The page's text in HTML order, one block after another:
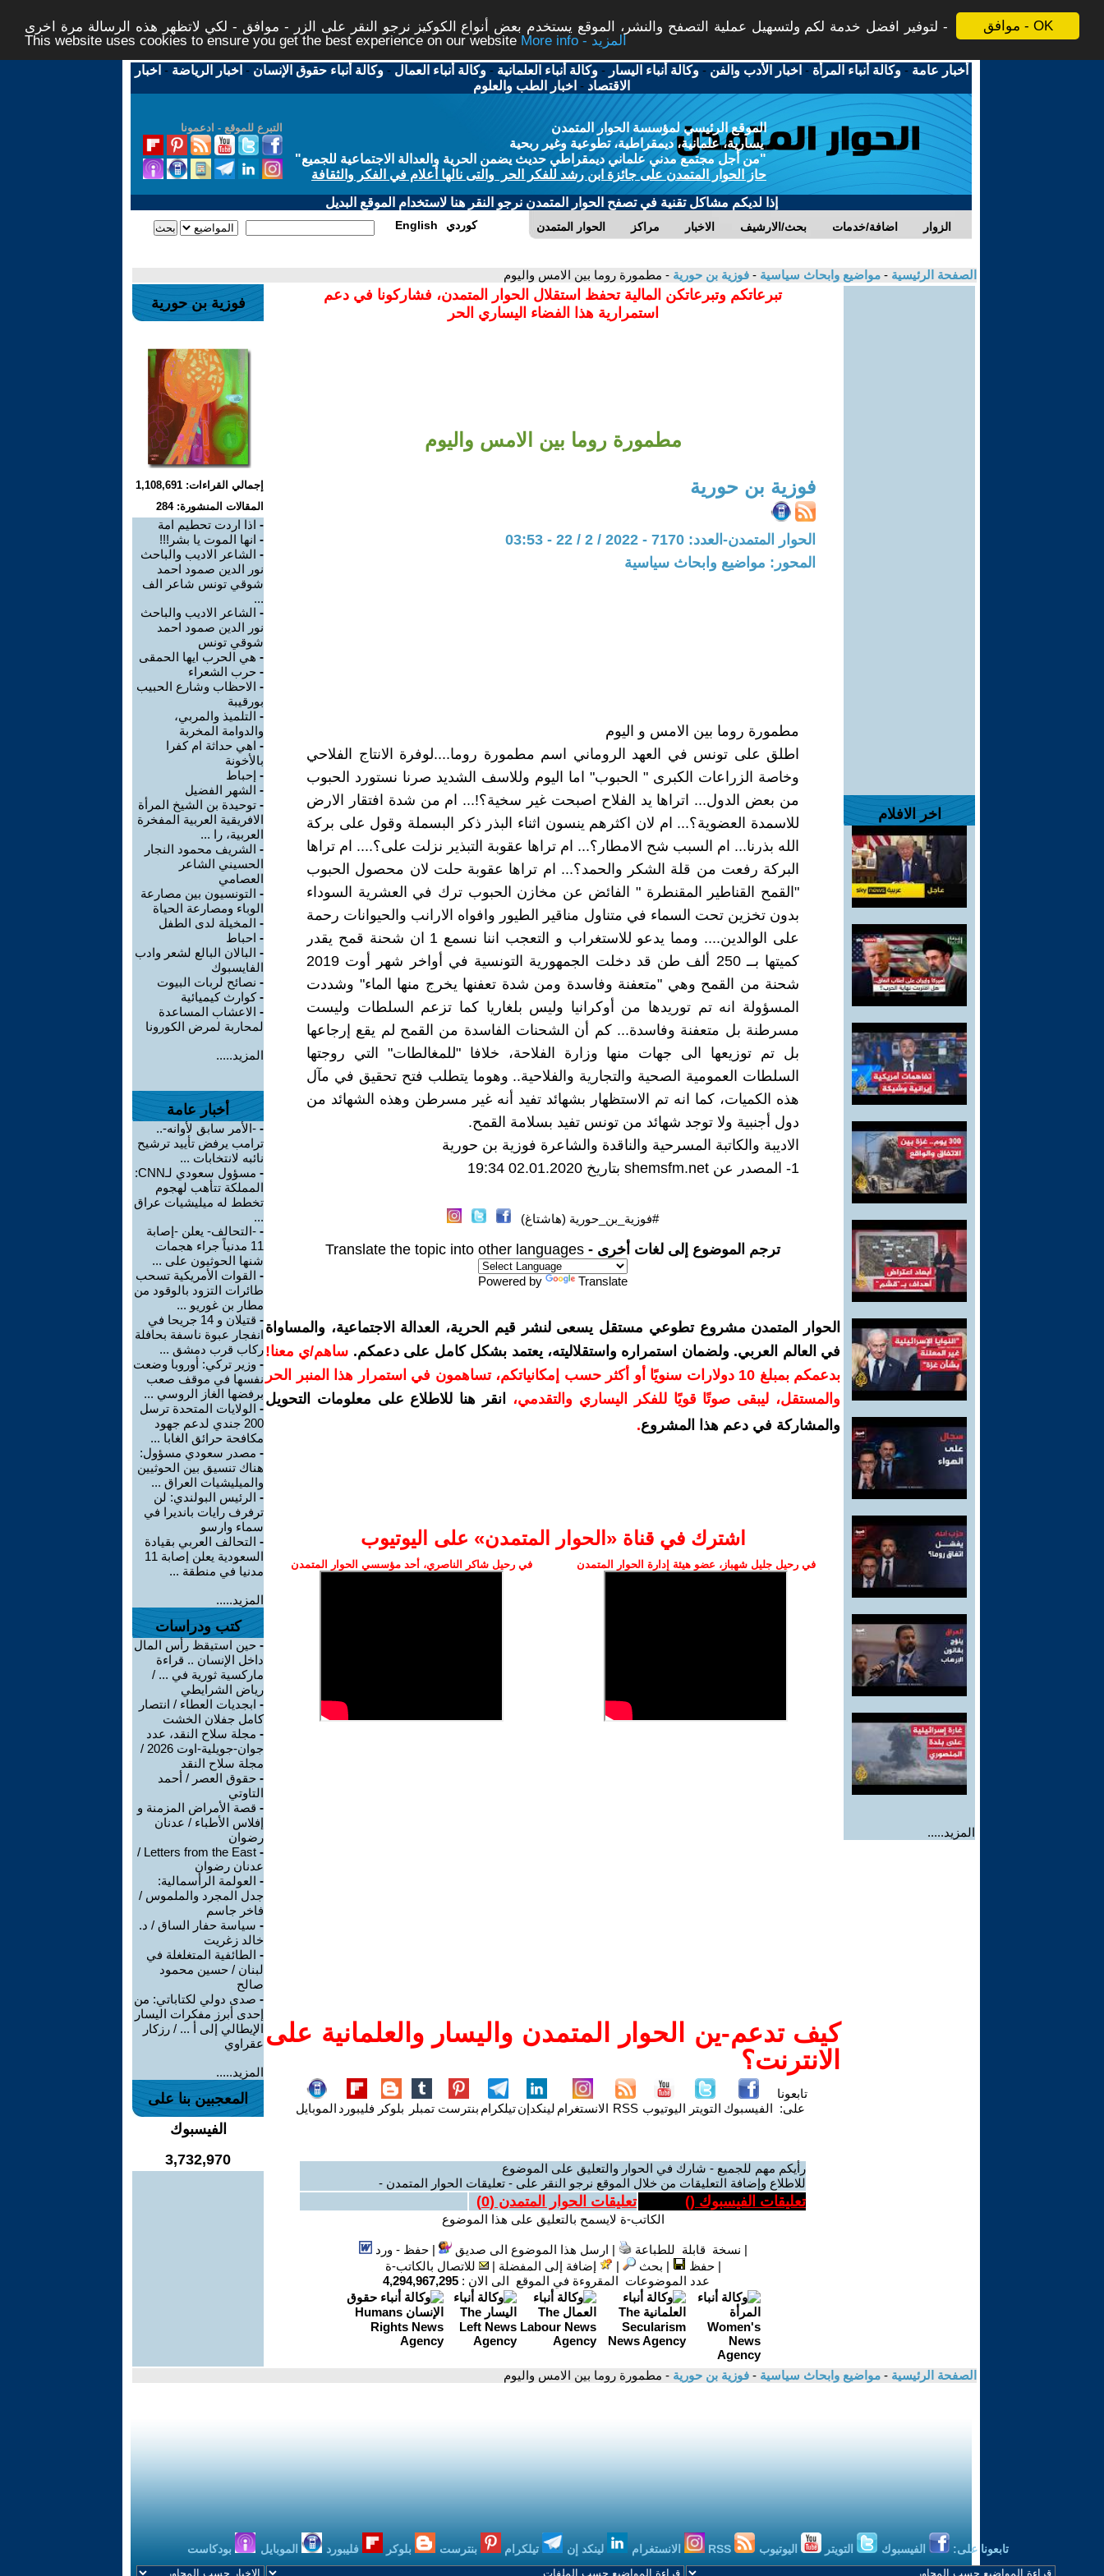
موافق - OK
لتوفير افضل خدمة لكم ولتسهيل عملية التصفح والنشر، الموقع يستخدم بعض أنواع الكوكيز نرجو النقر على الزر - موافق - لكي لاتظهر هذه الرسالة مرة اخرى -
This website uses cookies to ensure you get the best experience on our website
More info - المزيد
أخبار عامة -وكالة أنباء المرأة - اخبار الأدب والفن -وكالة أنباء اليسار -وكالة أنباء العلمانية -وكالة أنباء العمال -وكالة أنباء حقوق الإنسان - اخبار الرياضة - اخبار
الاقتصاد - اخبار الطب والعلوم
التبرع للموقع - ادعمونا
الموقع الرئيسي لمؤسسة الحوار المتمدن
يسارية، علمانية، ديمقراطية، تطوعية وغير ربحية
"من أجل مجتمع مدني علماني ديمقراطي حديث يضمن الحرية والعدالة الاجتماعية للجميع"
حاز الحوار المتمدن على جائزة ابن رشد للفكر الحر والتى نالها أعلام في الفكر والثقافة
إذا لديكم مشاكل تقنية في تصفح الحوار المتمدن نرجو النقر هنا لاستخدام الموقع البديل
الحوار المتمدن مراكز الاخبار بحث/الارشيف اضافة/خدمات الزوار English كوردي
الصفحة الرئيسية - مواضيع وابحاث سياسية - فوزية بن حورية - مطمورة روما بين الامس واليوم
اخر الافلام
المزيد.....
تبرعاتكم وتبرعاتكن المالية تحفظ استقلال الحوار المتمدن، فشاركونا في دعم
استمرارية هذا الفضاء اليساري الحر
مطمورة روما بين الامس واليوم
فوزية بن حورية
الحوار المتمدن-العدد: 7170 - 2022 / 2 / 22 - 03:53
المحور: مواضيع وابحاث سياسية
مطمورة روما بين الامس و اليوم
اطلق على تونس في العهد الروماني اسم مطمورة روما....لوفرة الانتاج الفلاحي
وخاصة الزراعات الكبرى " الحبوب" اما اليوم وللاسف الشديد صرنا نستورد الحبوب
من بعض الدول... اتراها يد الفلاح اصبحت غير سخية؟!... ام من شدة افتقار الارض
للاسمدة العضوية؟... ام لان اكثرهم ينسون اثناء البذر ذكر البسملة وقول على بركة
الله بذرنا... ام السبب شح الامطار؟... ام تراها عقوبة التبذير نزلت على؟.... ام تراها
البركة رفعت من قلة الشكر والحمد؟... ام تراها عقوبة حلت لان محصول الحبوب
"القمح القناطير المقنطرة " الفائض عن مخازن الحبوب ترك في العشرية السوداء
بدون تخزين تحت السماء في متناول مناقير الطيور وافواه الارانب والحيوانات رحمة
على الوالدين.... ومما يدعو للاستغراب و التعجب اننا نسمع 1 ان شحنة قمح يقدر
كميتها بــ 250 ألف طن قد دخلت الجمهورية التونسية في أواخر شهر أوت 2019
شحنة من القمح وهي "متعفنة وفاسدة ومن شدة تعفنها يخرج منها الماء" وشددت
المسؤولة انه تم توريدها من أوكرانيا وليس بلغاريا كما تزعم السلطات وليست
مسرطنة بل متعفنة وفاسدة... كم أن الشحنات الفاسدة من القمح لم يقع إرجاعها
بل تم توزيعها الى جهات منها وزارة الفلاحة، خلافا "للمغالطات" التي روجتها
السلطات العمومية الصحية والتجارية والفلاحية.. وهوما يتطلب فتح تحقيق في مآل
هذه الكميات، كما انه تم الاستظهار بشهائد تفيد أنه غير مسرطن وهذه الشهائد من
دول أجنبية ولا توجد شهائد من تونس تفيد بسلامة القمح.
الاديبة والكاتبة المسرحية والناقدة والشاعرة فوزية بن حورية
1- المصدر عن shemsfm.net بتاريخ 02.01.2020 19:34
#فوزية_بن_حورية (هاشتاغ)
ترجم الموضوع إلى لغات أخرى - Translate the topic into other languages
Powered by Translate
الحوار المتمدن مشروع تطوعي مستقل يسعى لنشر قيم الحرية، العدالة الاجتماعية، والمساواة
في العالم العربي. ولضمان استمراره واستقلاليته، يعتمد بشكل كامل على دعمكم. ساهم/ي معنا!
بدعمكم بمبلغ 10 دولارات سنويًا أو أكثر حسب إمكانياتكم، تساهمون في استمرار هذا المنبر الحر
والمستقل، ليبقى صوتًا قويًا للفكر اليساري والتقدمي،
انقر هنا للاطلاع على معلومات التحويل
والمشاركة في دعم هذا المشروع.
اشترك في قناة ‫«الحوار المتمدن» على اليوتيوب
في رحيل جليل شهباز، عضو هيئة إدارة الحوار المتمدن في رحيل شاكر الناصري، أحد مؤسسي الحوار المتمدن
كيف تدعم-ين الحوار المتمدن واليسار والعلمانية على
الانترنت؟
تابعونا
على: الفيسبوك التويتر اليوتيوب RSS الانستغرام لينكدإنتيلكرام بنترست تمبلر بلوكر فليبورد الموبايل
رأيكم مهم للجميع - شارك في الحوار والتعليق على الموضوع
للاطلاع وإضافة التعليقات من خلال الموقع نرجو النقر على - تعليقات الحوار المتمدن -
تعليقات الفيسبوك () تعليقات الحوار المتمدن (0
)
الكاتب-ة لايسمح بالتعليق على هذا الموضوع
| نسخة قابلة للطباعة | ارسل هذا الموضوع الى صديق |حفظ - ورد
|حفظ | بحث | إضافة إلى المفضلة |
للاتصال بالكاتب-ة
عدد الموضوعات المقروءة في الموقع الى الان : 4,294,967,295
فوزية بن حورية
إجمالي القراءات: 1,108,691
المقالات المنشورة: 284
- اذا اردت تحطيم امة
- انها الموت يا بشر!!!
- الشاعر الاديب والباحث
نور الدين صمود احمد
شوقي تونس شاعر الف
...
- الشاعر الاديب والباحث
نور الدين صمود احمد
شوقي تونس
- هي الحرب ايها الحمقى
- حرب الشعراء
- الاحظاب وشارع الحبيب
بورقيبة
- التلميذ والمربي،
والدوامة المخربة
- اهي حداثة ام كفرا
بالأخونة
- إحباط
- الشهر الفضيل
- توحيدة بن الشيخ المرأة
الافريقية العربية المفخرة
العربية، را ...
- الشريف محمود النجار
الحسيني الشاعر
العصامي
- التونسيون بين مصارعة
الوباء ومصارعة الحياة
- المخيلة لدى الطفل
- احباط
- البالان البالع لشعر وادب
الفايسبوك
- نصائح لربات البيوت
-كوارث كيميائية
- الاعشاب المساعدة
لمحاربة لمرض الكورونا
المزيد.....
أخبار عامة
- -الأمر سابق لأوانه-..
ترامب يرفض تأييد ترشيح
نائبه لانتخابات ...
-
مسؤول سعودي لـCNN:
المملكة تتأهب لهجوم
تخطط له ميليشيات عراق
...
- -التحالف- يعلن -إصابة
11 مدنياً جراء هجمات
شنها الحوثيون على ...
- القوات الأمريكية تسحب
طائرات التزود بالوقود من
مطار بن غوريو ...
-
قتيلان و 14 جريحا في
انفجار عبوة ناسفة بحافلة
ركاب قرب دمشق ...
- وزير تركي: أوروبا وضعت
نفسها في موقف صعب
برفضها الغاز الروسي ...
- الولايات المتحدة ترسل
200 جندي لدعم جهود
مكافحة حرائق الغابا ...
- مصدر سعودي مسؤول:
هناك تنسيق بين الحوثيين
والميليشيات العراق ...
- الرئيس البولندي: لن
ترفرف رايات بانديرا في
سماء وارسو
- التحالف العربي بقيادة
السعودية يعلن إصابة 11
مدنيا في منطقة ...
المزيد.....
كتب ودراسات
- حين استيقظ رأس المال
داخل الإنسان .. قراءة
ماركسية ثورية في ... /
رياض الشرايطي
- ابجديات العطاء / انتصار
كامل جفلان الخشت
- مجلة سلاح النقد، عدد
جوان-جويلية-اوت 2026 /
مجلة سلاح النقد
- حقوق العصر / أحمد
التاوتي
- قصة الأمراض المزمنة و
إفلاس الأطباء / عدنان
رضوان
-
Letters from the East /
عدنان رضوان
- العولمة الرأسمالية:
جدل المجرد والملموس /
فاخر جاسم
- سياسة حفار الساق / د.
خالد زغريت
- الطائفية المتغلغلة في
لبنان / حسين محمود
صالح
- صدى دولي لكتاباتي: من
إحدى أبرز مفكرات اليسار
الإيطالي إلى أ ... / رزكار
عقراوي
المزيد.....
المعجبين بنا على
الفيسبوك
3,732,970
الصفحة الرئيسية - مواضيع وابحاث سياسية - فوزية بن حورية - مطمورة روما بين الامس واليوم
تابعونا على: الفيسبوك التويتر اليوتيوب الانستغرام لينكد إن تيلكرام بنترست بلوكر فليبورد الموبايل بودكاست